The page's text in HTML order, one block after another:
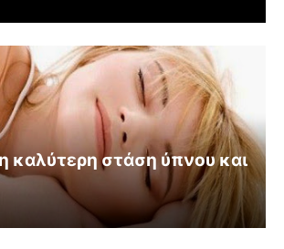
η καλύτερη στάση ύπνου και